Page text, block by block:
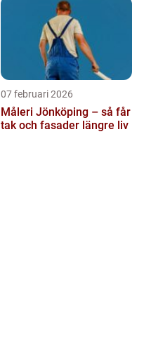
07 februari 2026
Måleri Jönköping – så får
tak och fasader längre liv